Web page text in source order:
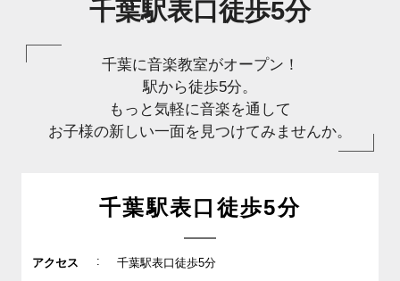
千葉駅表口徒歩5分
千葉に音楽教室がオープン！
駅から徒歩5分。
もっと気軽に音楽を通して
お子様の新しい一面を見つけてみませんか。
千葉駅表口徒歩5分
アクセス : 千葉駅表口徒歩5分